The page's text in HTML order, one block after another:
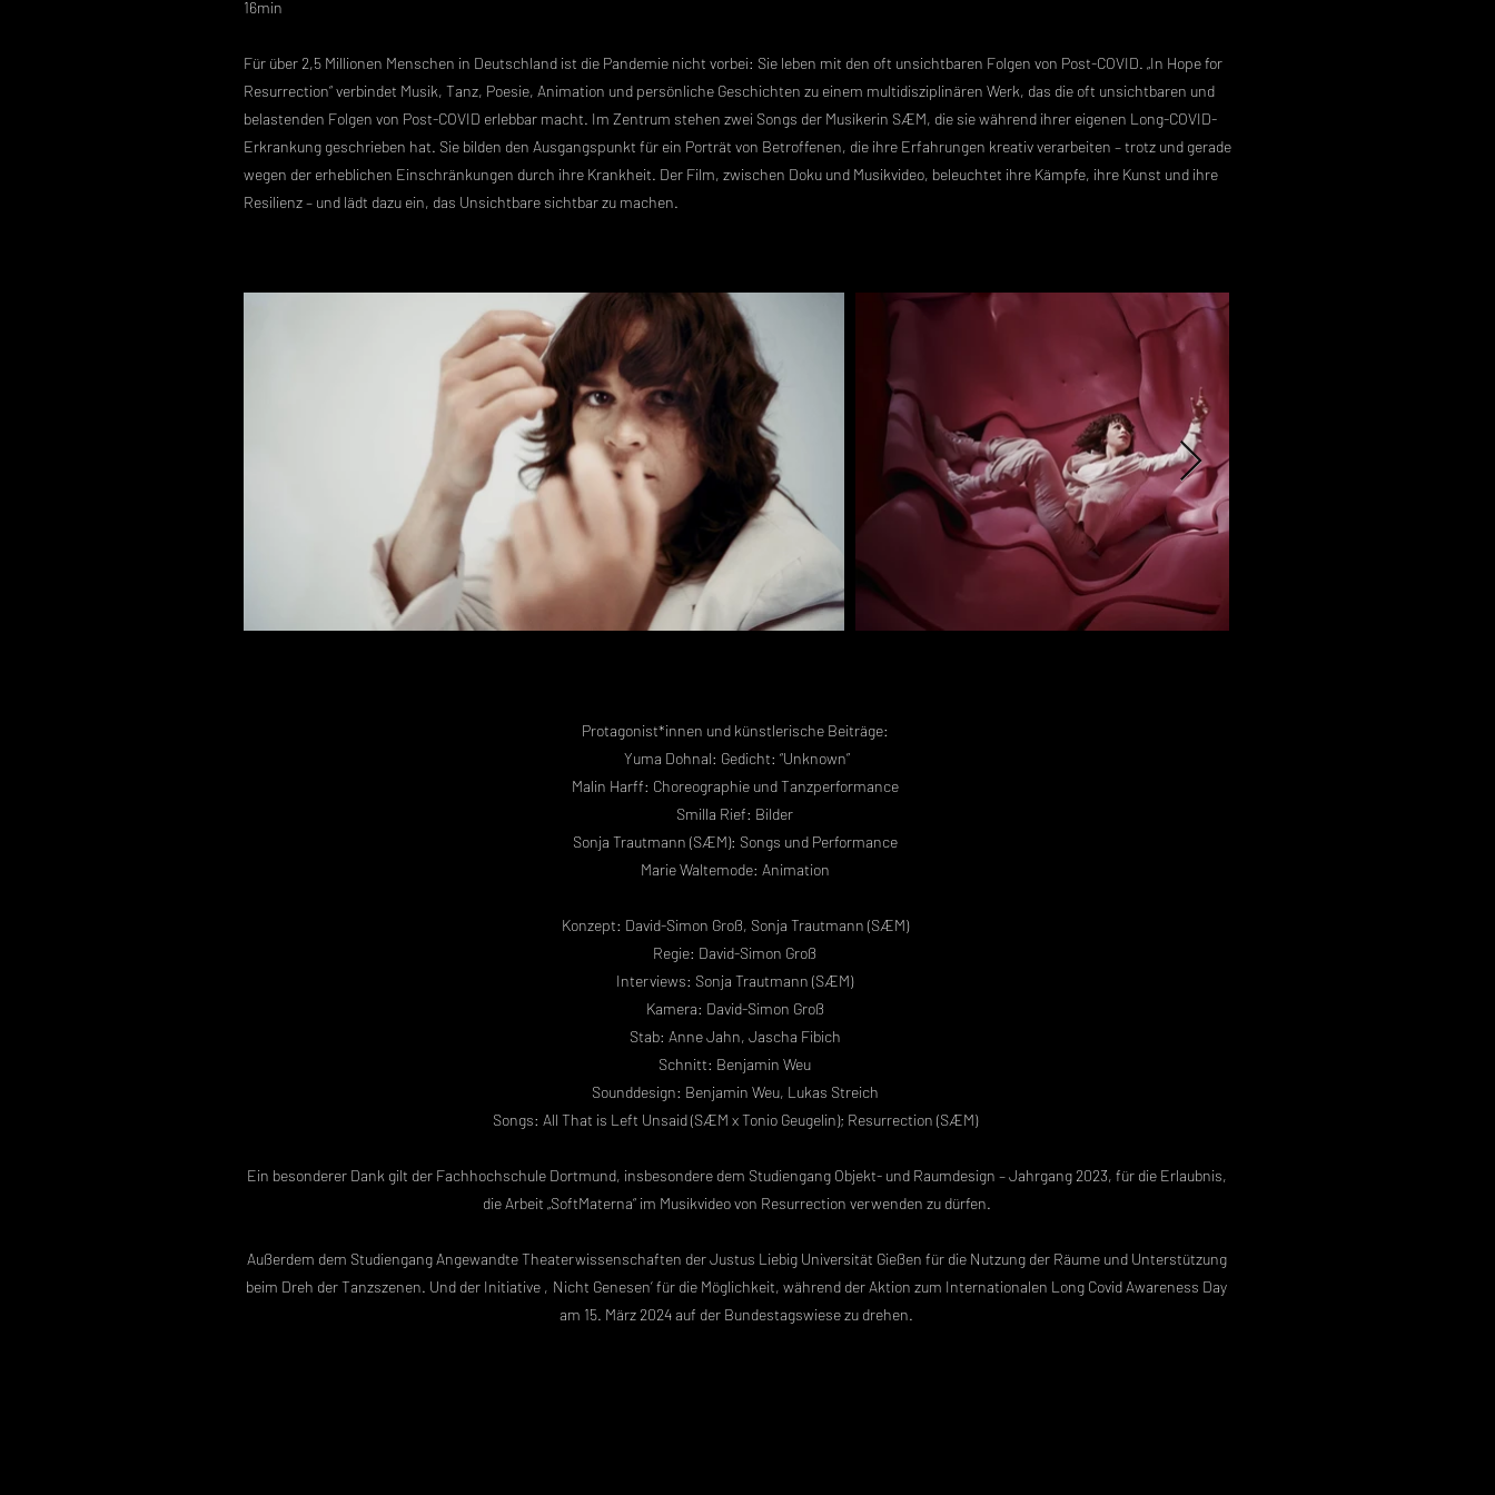
16min
​Für über 2,5 Millionen Menschen in Deutschland ist die Pandemie nicht vorbei: Sie leben mit den oft unsichtbaren Folgen von Post-COVID. „In Hope for
Resurrection“ verbindet Musik, Tanz, Poesie, Animation und persönliche Geschichten zu einem multidisziplinären Werk, das die oft unsichtbaren und
belastenden Folgen von Post-COVID erlebbar macht. Im Zentrum stehen zwei Songs der Musikerin SÆM, die sie während ihrer eigenen Long-COVID-
Erkrankung geschrieben hat. Sie bilden den Ausgangspunkt für ein Porträt von Betroffenen, die ihre Erfahrungen kreativ verarbeiten – trotz und gerade
wegen der erheblichen Einschränkungen durch ihre Krankheit. Der Film, zwischen Doku und Musikvideo, beleuchtet ihre Kämpfe, ihre Kunst und ihre
Resilienz – und lädt dazu ein, das Unsichtbare sichtbar zu machen.
Protagonist*innen und künstlerische Beiträge:
Yuma Dohnal: Gedicht: “Unknown”
Malin Harff: Choreographie und Tanzperformance
Smilla Rief: Bilder
Sonja Trautmann (SÆM): Songs und Performance
Marie Waltemode: Animation
Konzept: David-Simon Groß, Sonja Trautmann (SÆM)
Regie: David-Simon Groß
Interviews: Sonja Trautmann (SÆM)
Kamera: David-Simon Groß
Stab: Anne Jahn, Jascha Fibich
Schnitt: Benjamin Weu
Sounddesign: Benjamin Weu, Lukas Streich
Songs: All That is Left Unsaid (SÆM x Tonio Geugelin); Resurrection (SÆM)
Ein besonderer Dank gilt der Fachhochschule Dortmund, insbesondere dem Studiengang Objekt- und Raumdesign – Jahrgang 2023, für die Erlaubnis,
die Arbeit „SoftMaterna“ im Musikvideo von Resurrection verwenden zu dürfen.
Außerdem dem Studiengang Angewandte Theaterwissenschaften der Justus Liebig Universität Gießen für die Nutzung der Räume und Unterstützung
beim Dreh der Tanzszenen. Und der Initiative ‚Nicht Genesen‘ für die Möglichkeit, während der Aktion zum Internationalen Long Covid Awareness Day
am 15. März 2024 auf der Bundestagswiese zu drehen.